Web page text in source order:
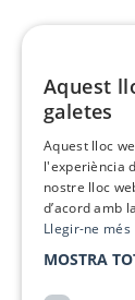
Aquest
galetes
Aquest lloc
l'experiència
nostre lloc
d’acord amb
Llegir-ne més
MOSTRA